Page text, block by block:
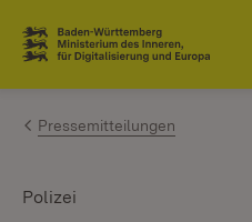
Zum Inhalt springen
Link zur Startseite
Pressemitteilungen
Polizei